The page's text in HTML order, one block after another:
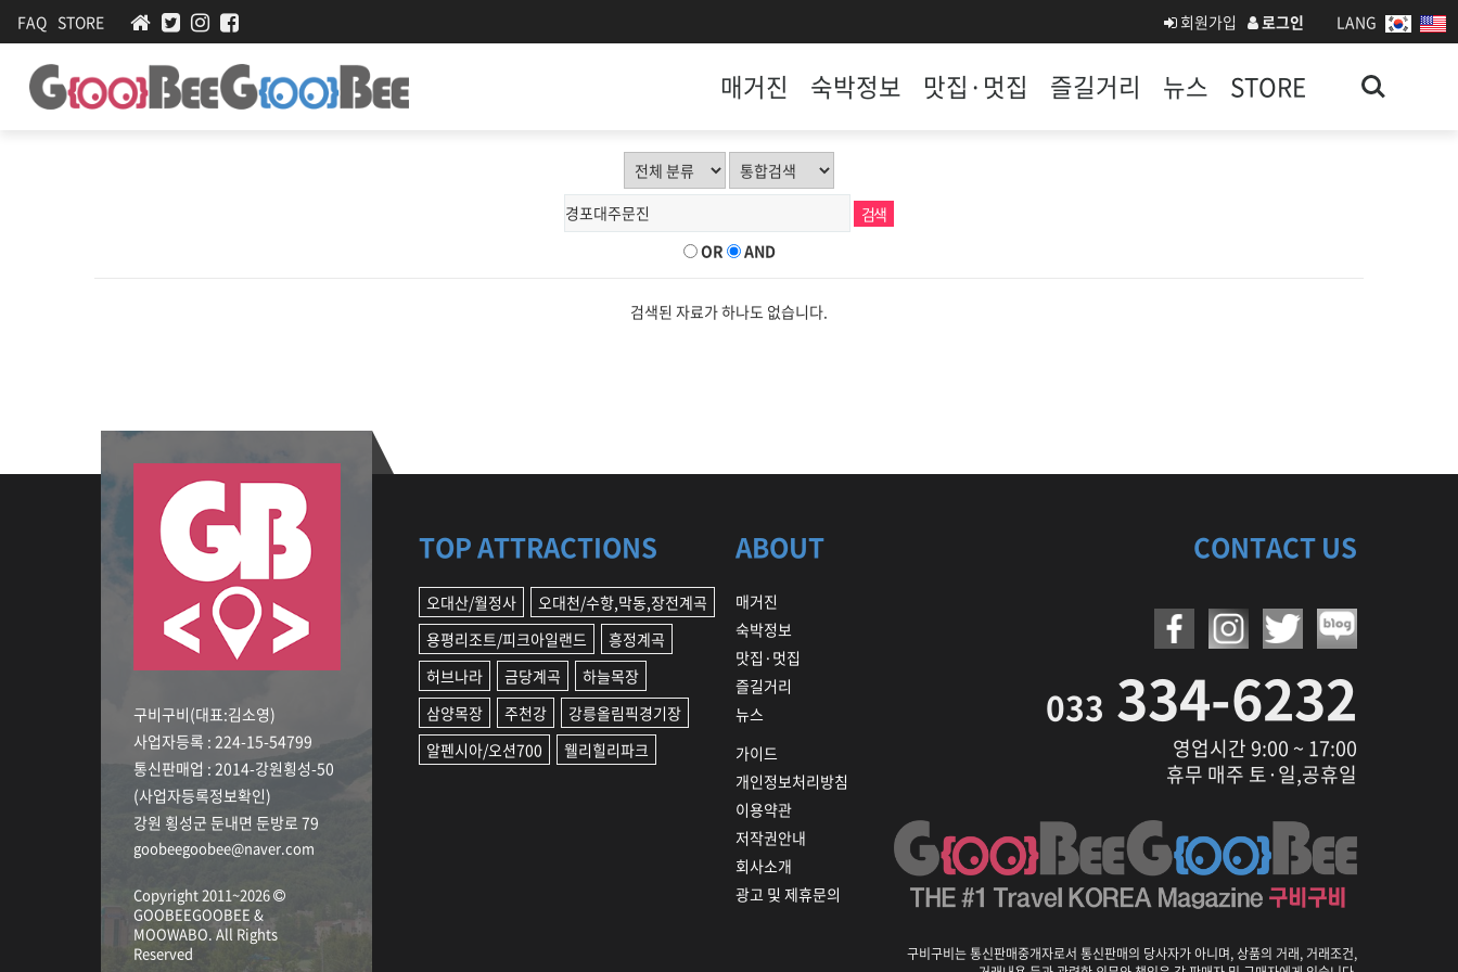
FAQ STORE LANG
회원가입 로그인
매거진 숙박정보 맛집·멋집 즐길거리 뉴스 STORE Search
OR AND
검색된 자료가 하나도 없습니다.
TOP ATTRACTIONS
오대산/월정사
오대천/수항,막동,장전계곡
용평리조트/피크아일랜드
흥정계곡
허브나라
금당계곡
하늘목장
삼양목장
주천강
강릉올림픽경기장
알펜시아/오션700
웰리힐리파크
ABOUT
매거진
숙박정보
맛집·멋집
즐길거리
뉴스
가이드
개인정보처리방침
이용약관
저작권안내
회사소개
광고 및 제휴문의
CONTACT US
033 334-6232
영업시간 9:00 ~ 17:00
휴무 매주 토·일,공휴일
구비구비는 통신판매중개자로서 통신판매의 당사자가 아니며, 상품의 거래, 거래조건,
구비구비(대표:김소영)
사업자등록 : 224-15-54799
통신판매업 : 2014-강원횡성-50
(사업자등록정보확인)
강원 횡성군 둔내면 둔방로 79
goobeegoobee@naver.com
Copyright 2011~2026
GOOBEEGOOBEE &
MOOWABO .All Rights
Reserved